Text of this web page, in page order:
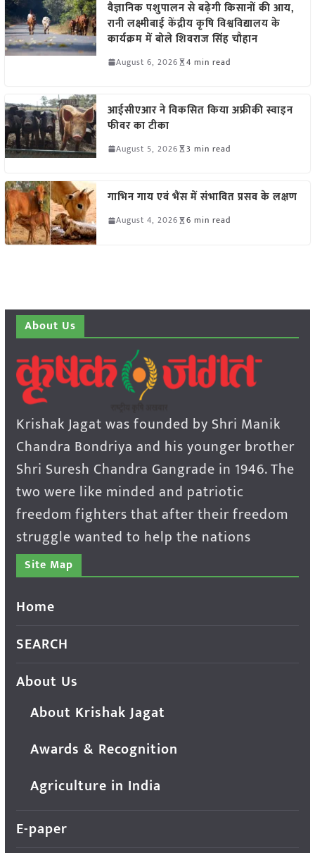
वैज्ञानिक पशुपालन से बढ़ेगी किसानों की आय,
रानी लक्ष्मीबाई केंद्रीय कृषि विश्वविद्यालय के
कार्यक्रम में बोले शिवराज सिंह चौहान
August 6, 2026 4 min read
आईसीएआर ने विकसित किया अफ्रीकी स्वाइन
फीवर का टीका
August 5, 2026 3 min read
गाभिन गाय एवं भैंस में संभावित प्रसव के लक्षण
August 4, 2026 6 min read
About Us
Krishak Jagat was founded by Shri Manik
Chandra Bondriya and his younger brother
Shri Suresh Chandra Gangrade in 1946. The
two were like minded and patriotic
freedom fighters that after their freedom
struggle wanted to help the nations
Site Map
Home
SEARCH
About Us
About Krishak Jagat
Awards & Recognition
Agriculture in India
E-paper